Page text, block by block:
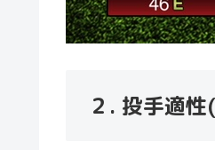
２. 投手適性